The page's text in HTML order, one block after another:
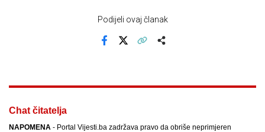
Podijeli ovaj članak
Chat čitatelja
NAPOMENA - Portal Vijesti.ba zadržava pravo da obriše neprimjeren